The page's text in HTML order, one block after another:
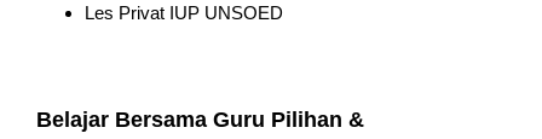
Les Privat IUP UNSOED
Belajar Bersama Guru Pilihan &